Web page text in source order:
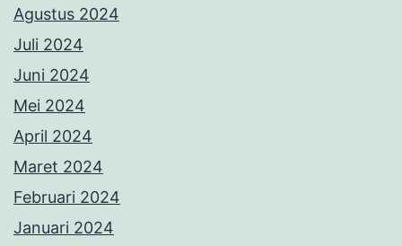
Agustus 2024
Juli 2024
Juni 2024
Mei 2024
April 2024
Maret 2024
Februari 2024
Januari 2024